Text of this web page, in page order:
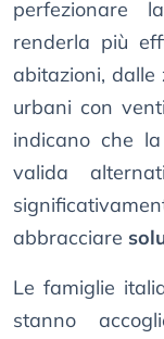
perfezionare
renderla più
abitazioni, dalle
urbani con
indicano che
valida
abbracciare
Le famiglie
stanno